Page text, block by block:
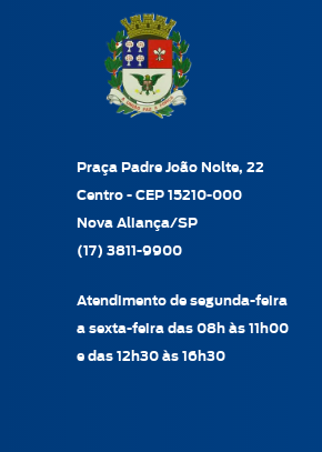
Praça Padre João Nolte, 22
Centro - CEP 15210-000
Nova Aliança/SP
(17) 3811-9900
Atendimento de segunda-feira
a sexta-feira das 08h às 11h00
e das 12h30 às 16h30